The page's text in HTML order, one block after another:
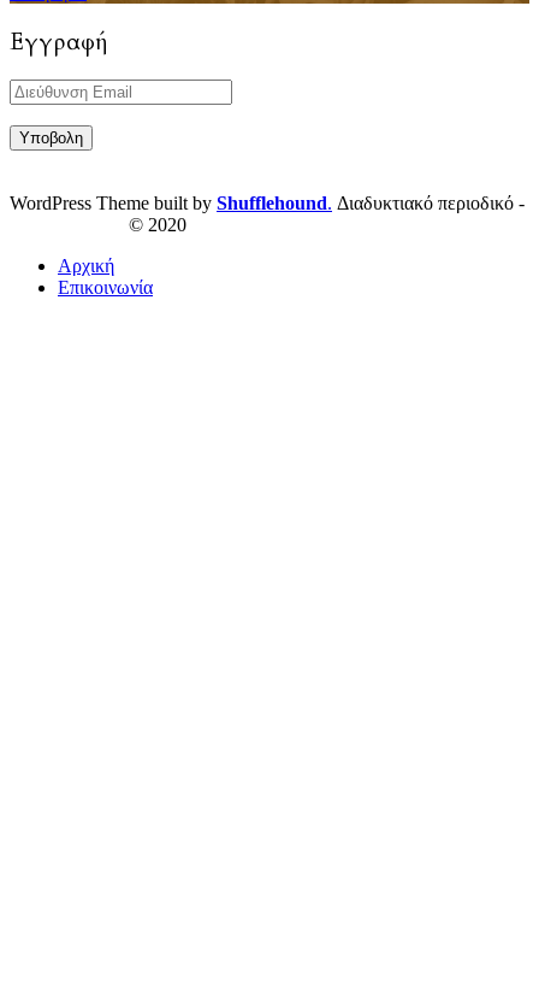
Εγγραφή
WordPress Theme built by Shufflehound. Διαδυκτιακό περιοδικό -
© 2020
Αρχική
Επικοινωνία